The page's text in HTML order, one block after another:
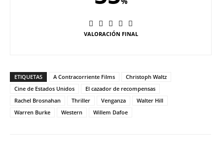
VALORACIÓN FINAL
ETIQUETAS A Contracorriente Films
Christoph Waltz
Cine de Estados Unidos
El cazador de recompensas
Rachel Brosnahan
Thriller Venganza
Walter Hill
Warren Burke
Western Willem Dafoe